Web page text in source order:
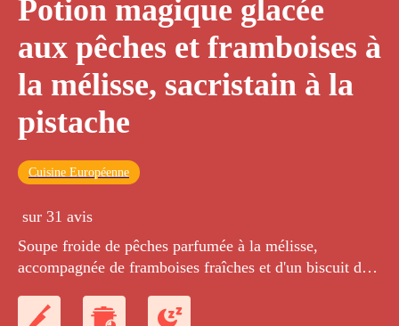
Potion magique glacée
aux pêches et framboises à
la mélisse, sacristain à la
pistache
Cuisine Européenne
sur 31 avis
Soupe froide de pêches parfumée à la mélisse,
accompagnée de framboises fraîches et d'un biscuit de